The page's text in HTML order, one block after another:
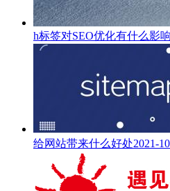
h标签对SEO优化有什么影
给网站带来什么好处2021-